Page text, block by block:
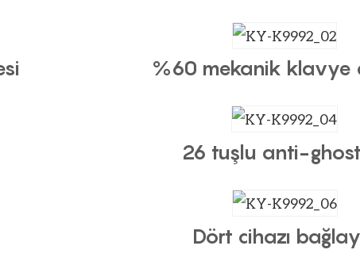
%60 mekanik klavye
26 tuşlu anti-
Dört cihazı